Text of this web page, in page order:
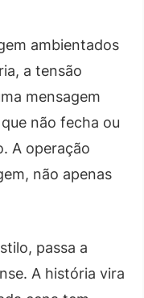
ambientados
a tensão
mensagem
não fecha ou
A operação
não apenas
passa a
A história vira